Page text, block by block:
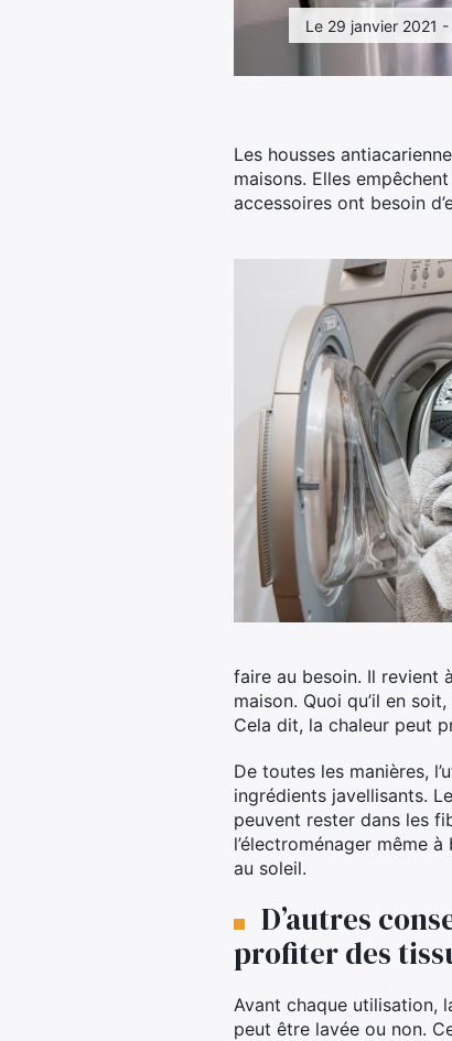
Le 29 janvier 2021
Les housses
maisons. Elles
accessoires ont besoin
faire au besoin. Il revient
maison. Quoi qu’il en
Cela dit, la chaleur peut
De toutes les manières,
ingrédients javellisants.
peuvent rester dans les
l’électroménager même
au soleil.
D’autres
profiter des
Avant chaque utilisation,
peut être lavée ou non.